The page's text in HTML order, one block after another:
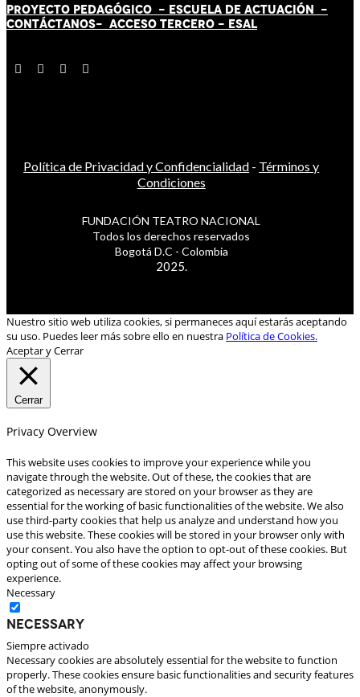
PROYECTO PEDAGÓGICO - ESCUELA DE ACTUACIÓN -
CONTÁCTANOS- ACCESO TERCERO - ESAL
Política de Privacidad y Confidencialidad - Términos y
Condiciones
FUNDACIÓN TEATRO NACIONAL
Todos los derechos reservados
Bogotá D.C - Colombia
2025.
Nuestro sitio web utiliza cookies, si permaneces aquí estarás aceptando
su uso. Puedes leer más sobre ello en nuestra Política de Cookies.
Aceptar y Cerrar
Cerrar
Privacy Overview
This website uses cookies to improve your experience while you
navigate through the website. Out of these, the cookies that are
categorized as necessary are stored on your browser as they are
essential for the working of basic functionalities of the website. We also
use third-party cookies that help us analyze and understand how you
use this website. These cookies will be stored in your browser only with
your consent. You also have the option to opt-out of these cookies. But
opting out of some of these cookies may affect your browsing
experience.
Necessary
Necessary
Siempre activado
Necessary cookies are absolutely essential for the website to function
properly. These cookies ensure basic functionalities and security features
of the website, anonymously.